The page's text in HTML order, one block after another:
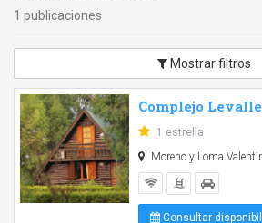
1 publicaciones
Mostrar filtros
Complejo Levalle
1 estrella
Moreno y Loma
Consultar